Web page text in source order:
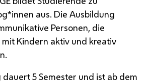
aus. Die Ausbildung
Personen, die
Kindern aktiv und kreativ
5 Semester und ist ab dem